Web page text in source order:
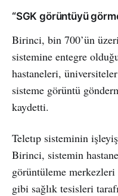
“SGK görüntüyü
Birinci, bin 700’ün
sistemine entegre
hastaneleri,
sisteme görüntü
kaydetti.
Teletıp sisteminin
Birinci, sistemin
görüntüleme
gibi sağlık tesisleri